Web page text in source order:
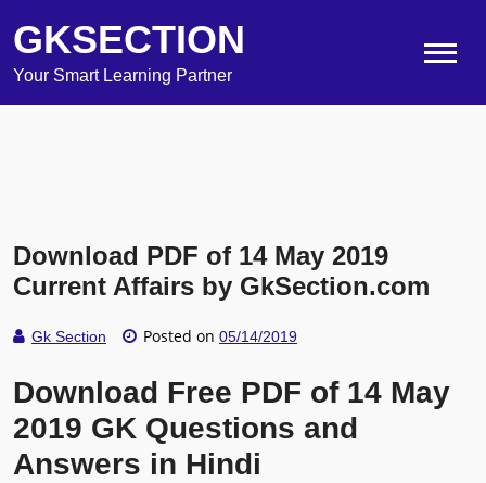
GKSECTION
Your Smart Learning Partner
Download PDF of 14 May 2019
Current Affairs by GkSection.com
Gk Section Posted on 05/14/2019
Download Free PDF of 14 May
2019 GK Questions and
Answers in Hindi